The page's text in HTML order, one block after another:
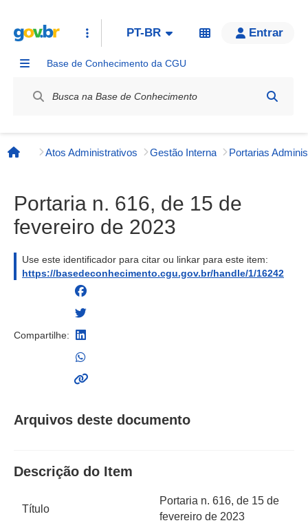
PT-BR Entrar
Base de Conhecimento da CGU
Página inicial
Atos Administrativos Gestão Interna
Portaria n. 616, de 15 de
fevereiro de 2023
Use este identificador para citar ou linkar para este item:
https://basedeconhecimento.cgu.gov.br/handle/1/16242
Compartilhe:
Arquivos deste documento
Descrição do Item
Título
Portaria n. 616, de 15 de
fevereiro de 2023